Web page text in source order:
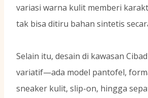
variasi warna kulit memberi
tak bisa ditiru bahan sintetis
Selain itu, desain di kawasan
variatif—ada model pantofel,
sneaker kulit, slip-on, hingga